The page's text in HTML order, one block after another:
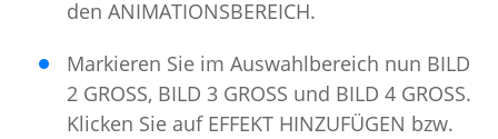
den ANIMATIONSBEREICH.
Markieren Sie im Auswahlbereich nun BILD
2 GROSS, BILD 3 GROSS und BILD 4 GROSS.
Klicken Sie auf EFFEKT HINZUFÜGEN bzw.